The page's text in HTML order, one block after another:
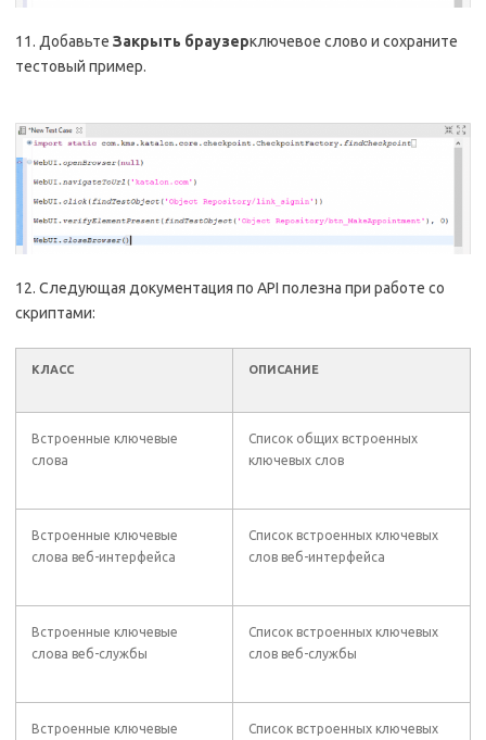
11. Добавьте Закрыть браузерключевое слово и сохраните
тестовый пример.
12. Следующая документация по API полезна при работе со
скриптами:
КЛАСС ОПИСАНИЕ
Встроенные ключевые
слова
Список общих встроенных
ключевых слов
Встроенные ключевые
слова веб-интерфейса
Список встроенных ключевых
слов веб-интерфейса
Встроенные ключевые
слова веб-службы
Список встроенных ключевых
слов веб-службы
Встроенные ключевые Список встроенных ключевых